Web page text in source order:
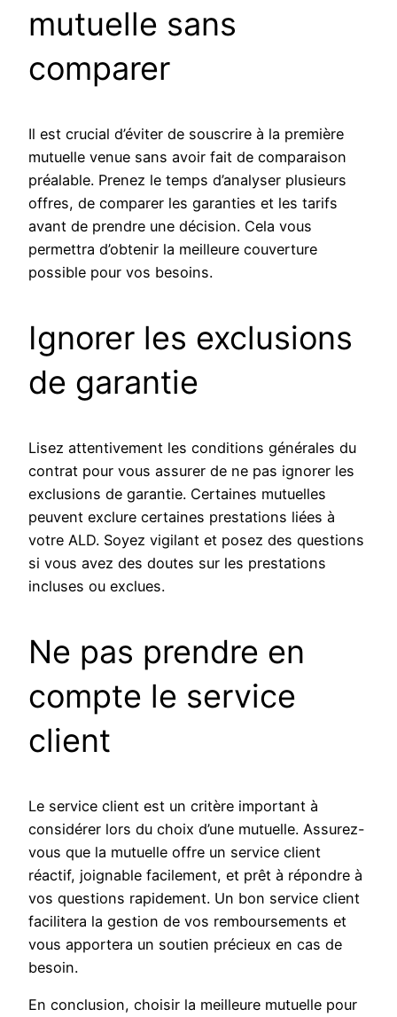
mutuelle sans
comparer
Il est crucial d’éviter de souscrire à la première
mutuelle venue sans avoir fait de comparaison
préalable. Prenez le temps d’analyser plusieurs
offres, de comparer les garanties et les tarifs
avant de prendre une décision. Cela vous
permettra d’obtenir la meilleure couverture
possible pour vos besoins.
Ignorer les exclusions
de garantie
Lisez attentivement les conditions générales du
contrat pour vous assurer de ne pas ignorer les
exclusions de garantie. Certaines mutuelles
peuvent exclure certaines prestations liées à
votre ALD. Soyez vigilant et posez des questions
si vous avez des doutes sur les prestations
incluses ou exclues.
Ne pas prendre en
compte le service
client
Le service client est un critère important à
considérer lors du choix d’une mutuelle. Assurez-
vous que la mutuelle offre un service client
réactif, joignable facilement, et prêt à répondre à
vos questions rapidement. Un bon service client
facilitera la gestion de vos remboursements et
vous apportera un soutien précieux en cas de
besoin.
En conclusion, choisir la meilleure mutuelle pour